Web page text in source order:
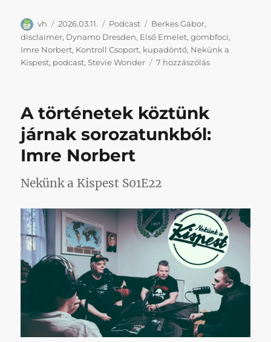
Szerző
vh Közzétéve
2026.03.11. Kategória
Podcast Címke
Berkes Gábor,
disclaimer, Dynamo Dresden, Első Emelet,gombfoci,
Imre Norbert, Kontroll Csoport, kupadöntő, Nekünk a
Kispest, podcast,Stevie Wonder 7 hozzászólásBerkes
A történetek köztünk
járnak sorozatunkból:
Imre Norbert
Nekünk a Kispest S01E22